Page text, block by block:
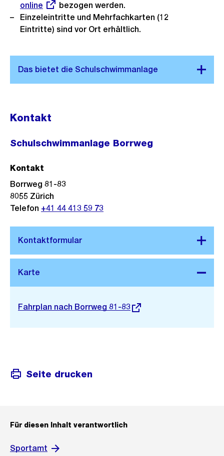
online
bezogen werden.
Einzeleintritte und Mehrfachkarten (12
Eintritte) sind vor Ort erhältlich.
Kontakt
Schulschwimmanlage Borrweg
Stadtplan 3D
Externer
Fahrplan nach Borrweg 81-83
Kontakt
Borrweg 81-83
8055 Zürich
Telefon +41 44 413 59 73
Seite drucken
Für diesen Inhalt verantwortlich
Sportamt